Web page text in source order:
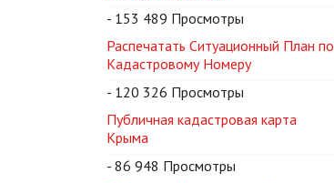
- 153 489 Просмотры
Распечатать Ситуационный План по
Кадастровому Номеру
- 120 326 Просмотры
Публичная кадастровая карта
Крыма
- 86 948 Просмотры